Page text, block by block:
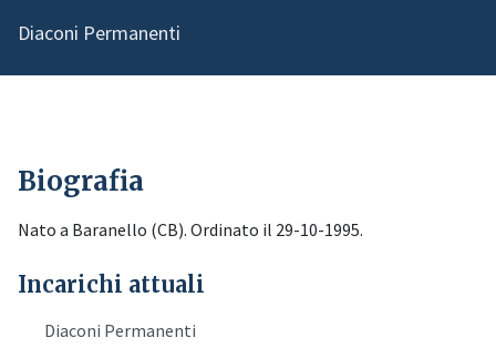
Diaconi Permanenti
Biografia
Nato a Baranello (CB). Ordinato il 29-10-1995.
Incarichi attuali
Diaconi Permanenti